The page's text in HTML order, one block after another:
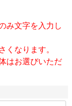
み文字を入力し
くなります。
はお選びいただ